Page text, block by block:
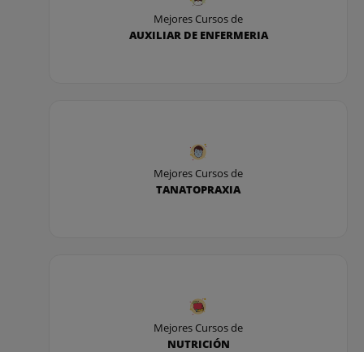
Cuidado de las personas mayores
Mejores Cursos de
AUXILIAR DE ENFERMERIA
Mejores Cursos de
TANATOPRAXIA
Mejores Cursos de
NUTRICIÓN